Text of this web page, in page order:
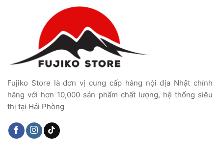
Fujiko Store là đơn vị cung cấp hàng nội địa Nhật chính
hãng với hơn 10,000 sản phẩm chất lượng, hệ thống siêu
thị tại Hải Phòng